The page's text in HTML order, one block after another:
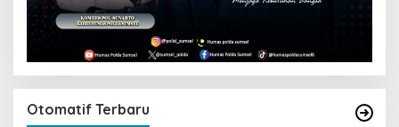
Otomatif Terbaru